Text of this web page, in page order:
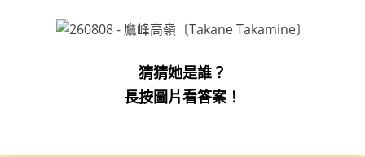
猜猜她是誰？
長按圖片看答案！